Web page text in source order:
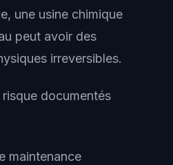
une usine chimique
peut avoir des
irreversibles.
documentés
maintenance